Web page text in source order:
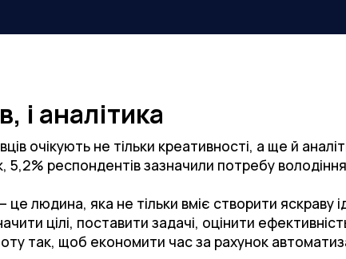
і аналітика
очікують не тільки креативності, а ще й
5,2% респондентів зазначили потребу
це людина, яка не тільки вміє створити яскраву
цілі, поставити задачі, оцінити
так, щоб економити час за рахунок